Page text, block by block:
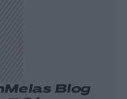
Melas Blog